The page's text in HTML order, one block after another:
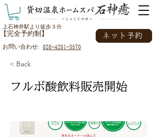
上石神井駅より徒歩３分
【完全予約制】
080-4201-3570
お問い合わせ:
ネット予約
< Back
フルボ酸飲料販売開始